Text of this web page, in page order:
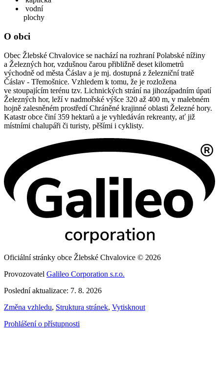
vodní
plochy
O obci
Obec Žlebské Chvalovice se nachází na rozhraní Polabské nížiny
a Železných hor, vzdušnou čarou přibližně deset kilometrů
východně od města Čáslav a je mj. dostupná z železniční tratě
Čáslav - Třemošnice. Vzhledem k tomu, že je rozložena
ve stoupajícím terénu tzv. Lichnických strání na jihozápadním úpatí
Železných hor, leží v nadmořské výšce 320 až 400 m, v malebném
hojně zalesněném prostředí Chráněné krajinné oblasti Železné hory.
Katastr obce činí 359 hektarů a je vyhledáván rekreanty, ať již
místními chalupáři či turisty, pěšími i cyklisty.
Oficiální stránky obce Žlebské Chvalovice © 2026
Provozovatel Galileo Corporation s.r.o.
Poslední aktualizace: 7. 8. 2026
Změna vzhledu, Struktura stránek, Vytisknout
Prohlášení o přístupnosti